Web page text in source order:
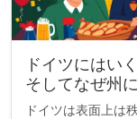
ドイツにはい
そしてなぜ州
ドイツは表面上は